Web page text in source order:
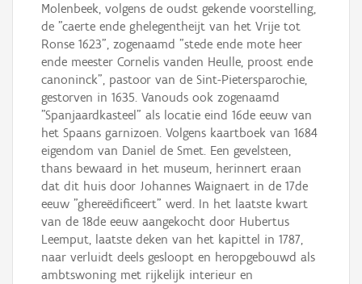
Molenbeek, volgens de oudst gekende voorstelling,
de "caerte ende ghelegentheijt van het Vrije tot
Ronse 1623", zogenaamd "stede ende mote heer
ende meester Cornelis vanden Heulle, proost ende
canoninck", pastoor van de Sint-Pietersparochie,
gestorven in 1635. Vanouds ook zogenaamd
"Spanjaardkasteel" als locatie eind 16de eeuw van
het Spaans garnizoen. Volgens kaartboek van 1684
eigendom van Daniel de Smet. Een gevelsteen,
thans bewaard in het museum, herinnert eraan
dat dit huis door Johannes Waignaert in de 17de
eeuw "ghereëdificeert" werd. In het laatste kwart
van de 18de eeuw aangekocht door Hubertus
Leemput, laatste deken van het kapittel in 1787,
naar verluidt deels gesloopt en heropgebouwd als
ambtswoning met rijkelijk interieur en